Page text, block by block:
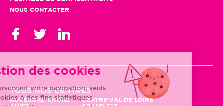
Gestion des cookies
En poursuivant votre navigation, seuls
des cookies à des fins statistiques
NOUS CONTACTER
TOUS NOS CENTRES
AUVERGNE-RHÔNE-
CENTRE-VAL DE LOIRE